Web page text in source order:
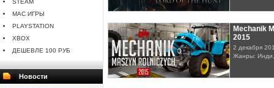
STEAM
MAC ИГРЫ
PLAYSTATION
XBOX
ДЕШЕВЛЕ 100 РУБ
Новости
Mechanik
2015
2 декабря
Жанры: